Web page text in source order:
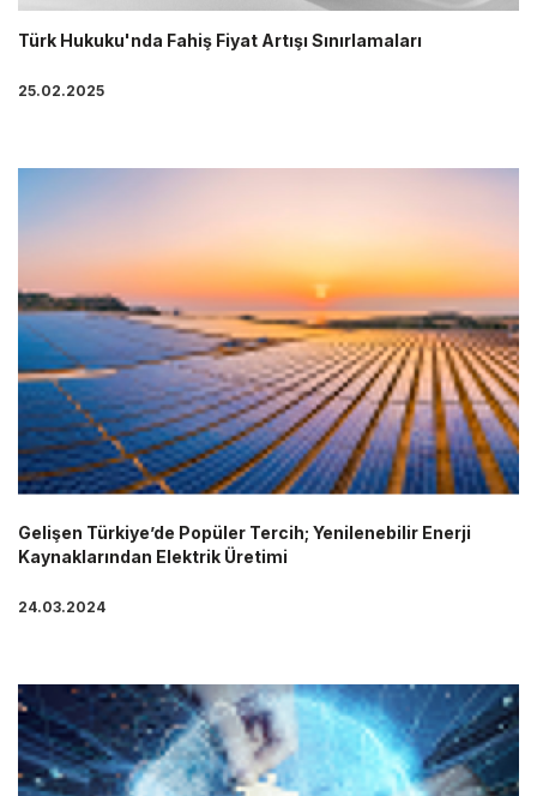
Türk Hukuku'nda Fahiş Fiyat Artışı Sınırlamaları
25.02.2025
Gelişen Türkiye’de Popüler Tercih; Yenilenebilir Enerji
Kaynaklarından Elektrik Üretimi
24.03.2024